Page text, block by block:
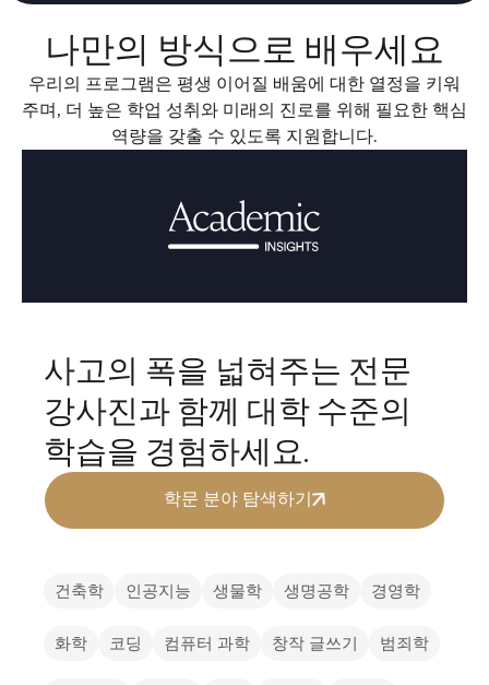
나만의 방식으로 배우세요
우리의 프로그램은 평생 이어질 배움에 대한 열정을 키워
주며, 더 높은 학업 성취와 미래의 진로를 위해 필요한 핵심
역량을 갖출 수 있도록 지원합니다.
사고의 폭을 넓혀주는 전문
강사진과 함께 대학 수준의
학습을 경험하세요.
학문 분야 탐색하기
건축학 인공지능 생물학 생명공학 경영학
화학 코딩 컴퓨터 과학 창작 글쓰기 범죄학